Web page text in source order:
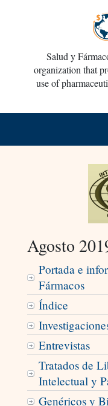
Salud y
organization that
use of
Agosto
Portada e
Fármacos
Índice
Entrevistas
Tratados de
Intelectual y
Genéricos y